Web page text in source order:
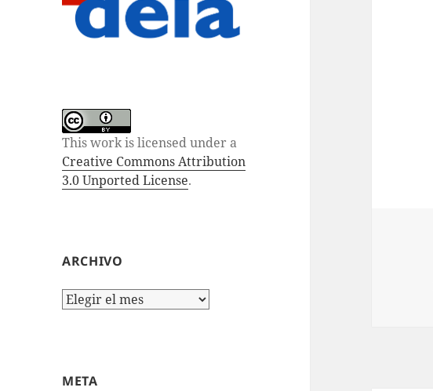
This work is licensed under a
Creative Commons Attribution
3.0 Unported License.
ARCHIVO
Archivo
META